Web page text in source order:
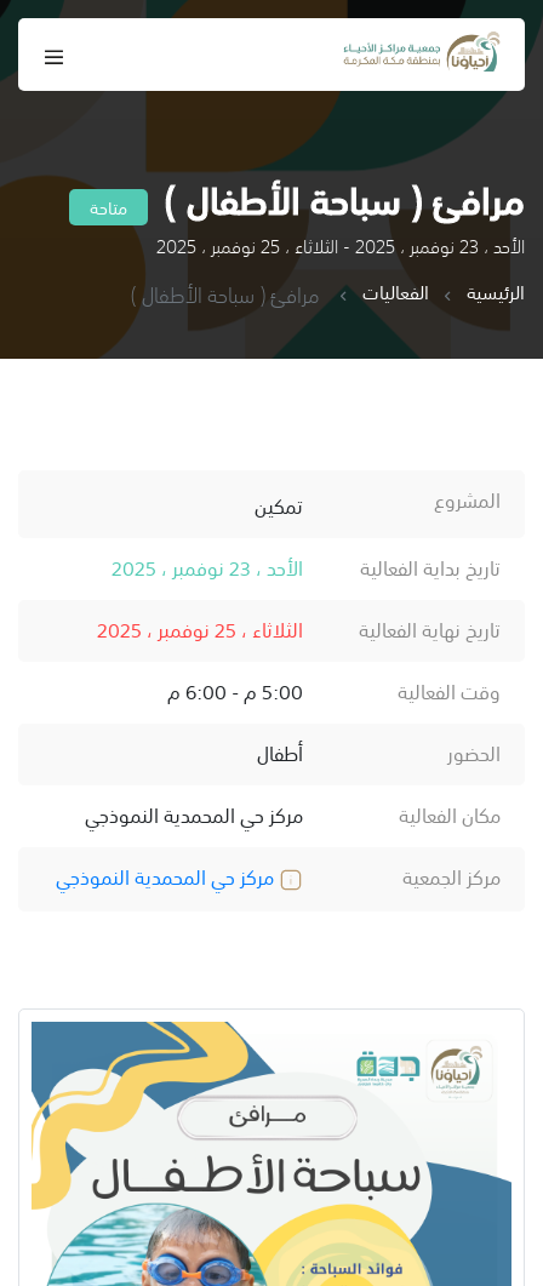
مرافئ ( سباحة الأطفال ) متاحة
الأحد ، 23 نوفمبر ، 2025 - الثلاثاء ، 25 نوفمبر ، 2025
الرئيسية
الفعاليات مرافئ ( سباحة الأطفال )
المشروع
تمكين
تاريخ بداية الفعالية
الأحد ، 23 نوفمبر ، 2025
تاريخ نهاية الفعالية
الثلاثاء ، 25 نوفمبر ، 2025
وقت الفعالية
5:00 م - 6:00 م
الحضور
أطفال
مكان الفعالية
مركز حي المحمدية النموذجي
مركز الجمعية
مركز حي المحمدية النموذجي